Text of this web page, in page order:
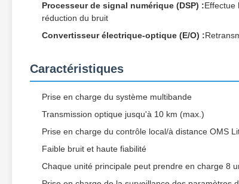
Processeur de signal numérique (DSP) :Effectue
réduction du bruit
Convertisseur électrique-optique (E/O) :
Caractéristiques
Prise en charge du système multibande
Transmission optique jusqu'à 10 km (max.)
Prise en charge du contrôle local/à distance OMS
Faible bruit et haute fiabilité
Chaque unité principale peut prendre en charge 8